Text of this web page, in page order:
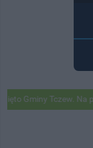
Gminy Tczew. Na